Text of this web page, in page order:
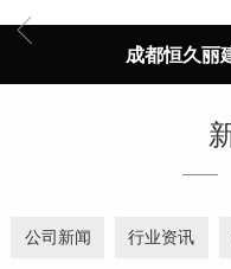
成都恒久丽
公司新闻 行业资讯